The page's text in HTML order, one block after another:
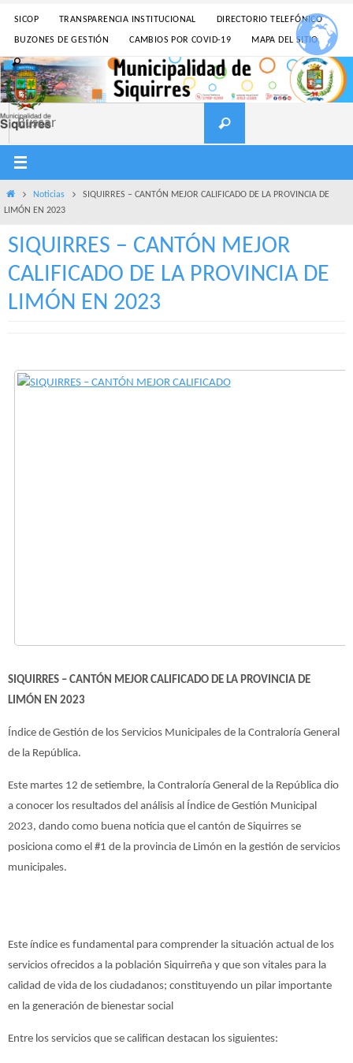
contenido
SICOP TRANSPARENCIA INSTITUCIONAL DIRECTORIO TELEFÓNICO
BUZONES DE GESTIÓN CAMBIOS POR COVID-19 MAPA DEL SITIO
Buscar
InicioNoticias
SIQUIRRES – CANTÓN MEJOR CALIFICADO DE LA PROVINCIA DE
LIMÓN EN 2023
SIQUIRRES – CANTÓN MEJOR
CALIFICADO DE LA PROVINCIA DE
LIMÓN EN 2023
SIQUIRRES – CANTÓN MEJOR CALIFICADO DE LA PROVINCIA DE
LIMÓN EN 2023
Índice de Gestión de los Servicios Municipales de la Contraloría General
de la República.
Este martes 12 de setiembre, la Contraloría General de la República dio
a conocer los resultados del análisis al Índice de Gestión Municipal
2023, dando como buena noticia que el cantón de Siquirres se
posiciona como el #1 de la provincia de Limón en la gestión de servicios
municipales.
Este índice es fundamental para comprender la situación actual de los
servicios ofrecidos a la población Siquirreña y que son vitales para la
calidad de vida de los ciudadanos; constituyendo un pilar importante
en la generación de bienestar social
Entre los servicios que se califican destacan los siguientes: